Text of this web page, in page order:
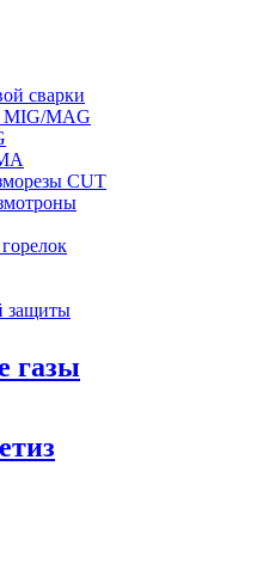
сварки
MIG/MAG
CUT
защиты
газы